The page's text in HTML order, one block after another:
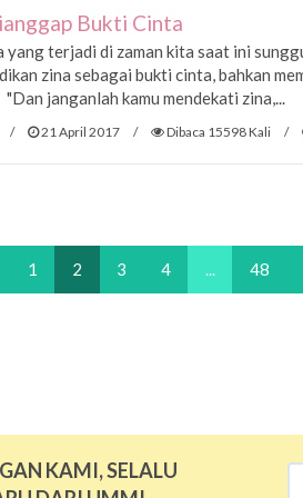
Bukti Cinta
yang terjadi di zaman kita saat ini
zina sebagai bukti cinta, bahkan
janganlah kamu mendekati zina,...
/ 21 April 2017 / Dibaca 15598 Kali /
1 2 3 4 ... 48
KAMI, SELALU